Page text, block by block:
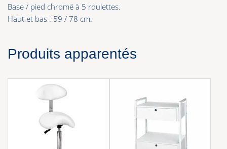
Base / pied chromé à 5 roulettes.
Haut et bas : 59 / 78 cm.
Produits apparentés